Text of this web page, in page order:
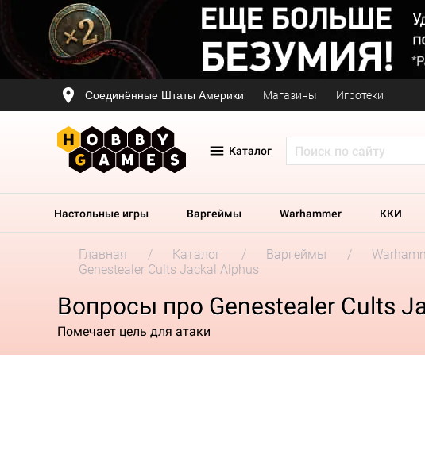
Соединённые Штаты Америки Магазины Игротеки
Каталог
Настольные игры Варгеймы Warhammer ККИ
Главная Каталог Варгеймы
Genestealer Cults Jackal Alphus
Вопросы про Genestealer Cults
Помечает цель для атаки